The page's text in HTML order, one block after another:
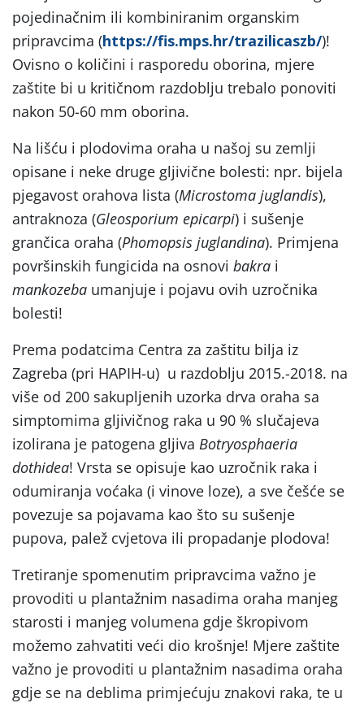
pojedinačnim ili kombiniranim organskim
pripravcima (https://fis.mps.hr/trazilicaszb/)!
Ovisno o količini i rasporedu oborina, mjere
zaštite bi u kritičnom razdoblju trebalo ponoviti
nakon 50-60 mm oborina.
Na lišću i plodovima oraha u našoj su zemlji
opisane i neke druge gljivične bolesti: npr. bijela
pjegavost orahova lista (Microstoma juglandis),
antraknoza (Gleosporium epicarpi) i sušenje
grančica oraha (Phomopsis juglandina). Primjena
površinskih fungicida na osnovi bakra i
mankozeba umanjuje i pojavu ovih uzročnika
bolesti!
Prema podatcima Centra za zaštitu bilja iz
Zagreba (pri HAPIH-u) u razdoblju 2015.-2018. na
više od 200 sakupljenih uzorka drva oraha sa
simptomima gljivičnog raka u 90 % slučajeva
izolirana je patogena gljiva Botryosphaeria
dothidea! Vrsta se opisuje kao uzročnik raka i
odumiranja voćaka (i vinove loze), a sve češće se
povezuje sa pojavama kao što su sušenje
pupova, palež cvjetova ili propadanje plodova!
Tretiranje spomenutim pripravcima važno je
provoditi u plantažnim nasadima oraha manjeg
starosti i manjeg volumena gdje škropivom
možemo zahvatiti veći dio krošnje! Mjere zaštite
važno je provoditi u plantažnim nasadima oraha
gdje se na deblima primjećuju znakovi raka, te u